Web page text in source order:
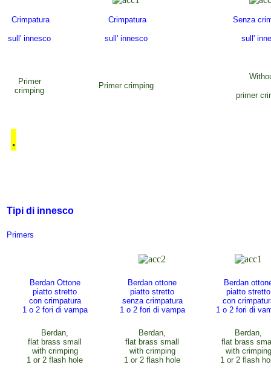
Crimpatura
sull' innesco
Crimpatura
sull' innesco
Senza
sull'
Primer
crimping
Primer crimping
primer
.
Tipi di innesco
Primers
Berdan Ottone
piatto stretto
con crimpatura
1 o 2 fori di vampa
Berdan ottone
piatto stretto
senza crimpatura
1 o 2 fori di vampa
Berdan
piatto stretto
con
1 o 2 fori di
Berdan,
flat brass small
with crimping
1 or 2 flash hole
Berdan,
flat brass small
with crimping
1 or 2 flash hole
Berdan,
flat brass
with crimping
1 or 2 flash